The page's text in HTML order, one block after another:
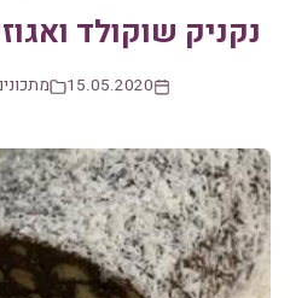
נקניק שוקולד
15.05.2020